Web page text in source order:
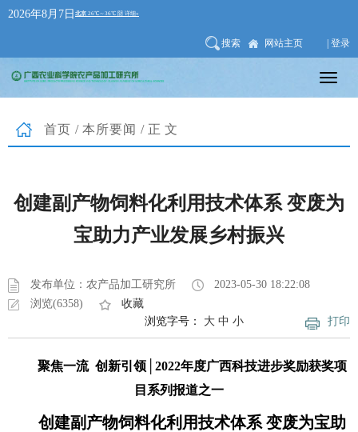
2026年8月7日
搜索 网站主页 | 登录
首页 / 本所要闻 /正文
创建副产物饲料化利用技术体系 变废为
宝助力产业发展乡村振兴
发布单位：农产品加工研究所
2023-05-30 18:22:08
浏览(6358)
收藏
打印
浏览字号： 大 中 小
聚焦一流 创新引领│2022年度广西科技进步奖励获奖项
目系列报道之一
创建副产物饲料化利用技术体系 变废为宝助